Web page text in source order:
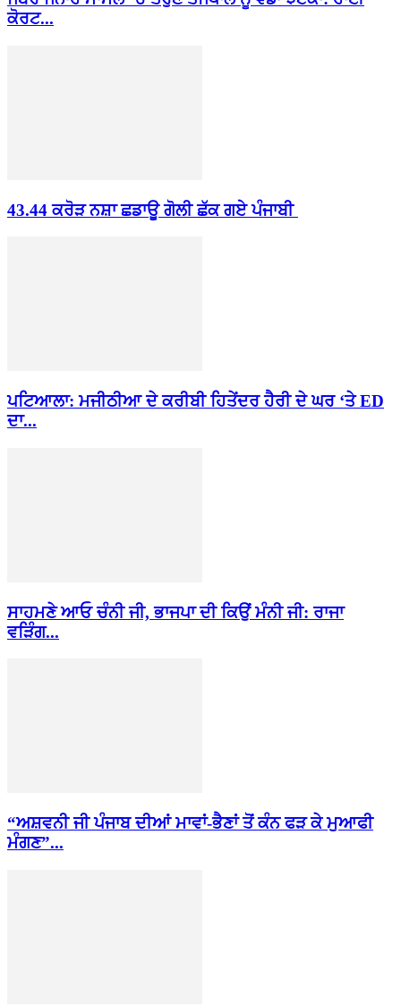
ਕੋਰਟ...
43.44 ਕਰੋੜ ਨਸ਼ਾ ਛਡਾਊ ਗੋਲੀ ਛੱਕ ਗਏ ਪੰਜਾਬੀ
ਪਟਿਆਲਾ: ਮਜੀਠੀਆ ਦੇ ਕਰੀਬੀ ਹਿਤੇਂਦਰ ਹੈਰੀ ਦੇ ਘਰ ‘ਤੇ ED
ਦਾ...
ਸਾਹਮਣੇ ਆਓ ਚੰਨੀ ਜੀ, ਭਾਜਪਾ ਦੀ ਕਿਉਂ ਮੰਨੀ ਜੀ: ਰਾਜਾ
ਵੜਿੰਗ...
“ਅਸ਼ਵਨੀ ਜੀ ਪੰਜਾਬ ਦੀਆਂ ਮਾਵਾਂ-ਭੈਣਾਂ ਤੋਂ ਕੰਨ ਫੜ ਕੇ ਮੁਆਫੀ
ਮੰਗਣ”...